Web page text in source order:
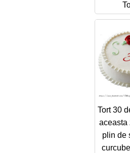
Tort 30
aceasta
plin de